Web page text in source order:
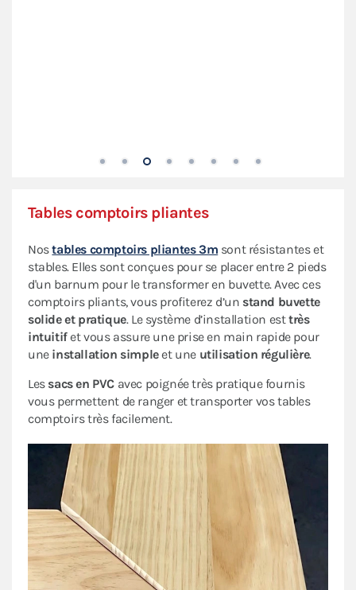
Tables comptoirs pliantes
Nostables comptoirs pliantes 3m sont résistantes et
stables. Elles sont conçues pour se placer entre 2 pieds
d'un barnum pour le transformer en buvette. Avec ces
comptoirs pliants, vous profiterez d’un stand buvette
solide et pratique. Le système d’installation esttrès
intuitifet vous assure une prise en main rapide pour
une installation simpleet une utilisation régulière.
Les sacs en PVC avec poignée très pratique fournis
vous permettent de ranger et transporter vos tables
comptoirs très facilement.